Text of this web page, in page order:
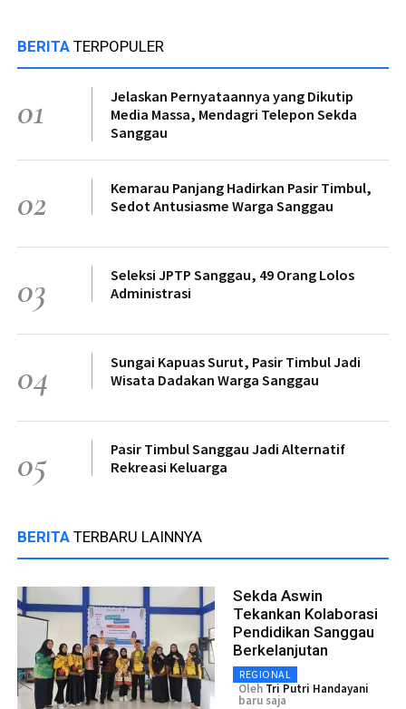
BERITA TERPOPULER
01
Jelaskan Pernyataannya yang Dikutip
Media Massa, Mendagri Telepon Sekda
Sanggau
02
Kemarau Panjang Hadirkan Pasir Timbul,
Sedot Antusiasme Warga Sanggau
03
Seleksi JPTP Sanggau, 49 Orang Lolos
Administrasi
04
Sungai Kapuas Surut, Pasir Timbul Jadi
Wisata Dadakan Warga Sanggau
05
Pasir Timbul Sanggau Jadi Alternatif
Rekreasi Keluarga
BERITA TERBARU LAINNYA
Sekda Aswin
Tekankan Kolaborasi
Pendidikan Sanggau
Berkelanjutan
REGIONAL
Oleh Tri Putri Handayani
baru saja